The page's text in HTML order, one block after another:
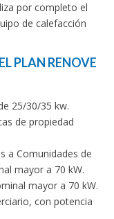
por completo el
de calefacción
PLAN RENOVE
25/30/35 kw.
de propiedad
a Comunidades de
mayor a 70 kW.
mayor a 70 kW.
con potencia